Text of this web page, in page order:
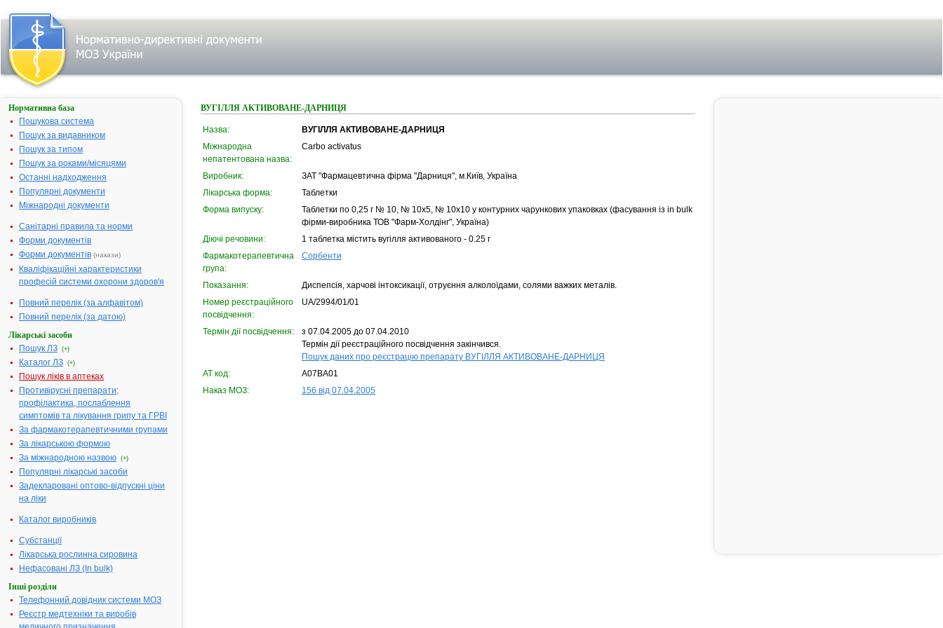
Нормативна база
Пошукова система
Пошук за видавником
Пошук за типом
Пошук за роками/місяцями
Останні надходження
Популярні документи
Міжнародні документи
Санітарні правила та норми
Форми документів
Форми документів (накази)
Кваліфікаційні характеристики
професій системи охорони здоров'я
Повний перелік (за алфавітом)
Повний перелік (за датою)
Лікарські засоби
Пошук ЛЗ (+)
Каталог ЛЗ (+)
Пошук ліків в аптеках
Противірусні препарати;
профілактика, послаблення
симптомів та лікування грипу та ГРВІ
За фармакотерапевтичними групами
За лікарською формою
За міжнародною назвою (+)
Популярні лікарські засоби
Задекларовані оптово-відпускні ціни
на ліки
Каталог виробників
Субстанції
Лікарська рослинна сировина
Нефасовані ЛЗ (In bulk)
Інші розділи
Телефонний довідник системи МОЗ
Реєстр медтехніки та виробів
ВУГІЛЛЯ АКТИВОВАНЕ-ДАРНИЦЯ
Назва:
ВУГІЛЛЯ АКТИВОВАНЕ-ДАРНИЦЯ
Міжнародна
непатентована назва:
Carbo activatus
Виробник:
ЗАТ "Фармацевтична фірма "Дарниця", м.Київ, Україна
Лікарська форма:
Таблетки
Форма випуску:
Таблетки по 0,25 г № 10, № 10х5, № 10х10 у контурних чарункових упаковках (фасування із in bulk
фірми-виробника ТОВ "Фарм-Холдінг", Україна)
Діючі речовини:
1 таблетка містить вугiлля активованого - 0.25 г
Фармакотерапевтична
група:
Сорбенти
Показання:
Диспепсія, харчові інтоксикації, отруєння алколоїдами, солями важких металів.
Номер реєстраційного
посвідчення:
UA/2994/01/01
Термін дії посвідчення:
з 07.04.2005 до 07.04.2010
Термін дії реєстраційного посвідчення закінчився.
Пошук даних про реєстрацію препарату ВУГІЛЛЯ АКТИВОВАНЕ-ДАРНИЦЯ
АТ код:
A07BA01
Наказ МОЗ:
156 від 07.04.2005